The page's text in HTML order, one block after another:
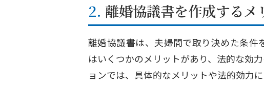
2. 離婚協議書を作成する
離婚協議書は、夫婦間で取り決めた条件
はいくつかのメリットがあり、法的な効
ョンでは、具体的なメリットや法的効力